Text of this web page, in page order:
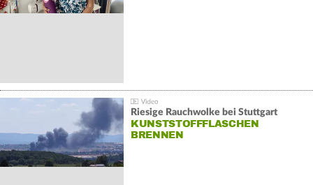
Riesige Rauchwolke bei Stuttgart
KUNSTSTOFFFLASCHEN
BRENNEN